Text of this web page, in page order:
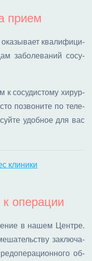
прием
ква­ли­фи­ци­
за­бо­ле­ва­ний со­су­
к со­су­ди­сто­му хи­рур­
по­зво­ни­те по те­ле­
удоб­ное для вас
клиники
к операции
в на­шем Цен­тре.
за­клю­ча­
об­